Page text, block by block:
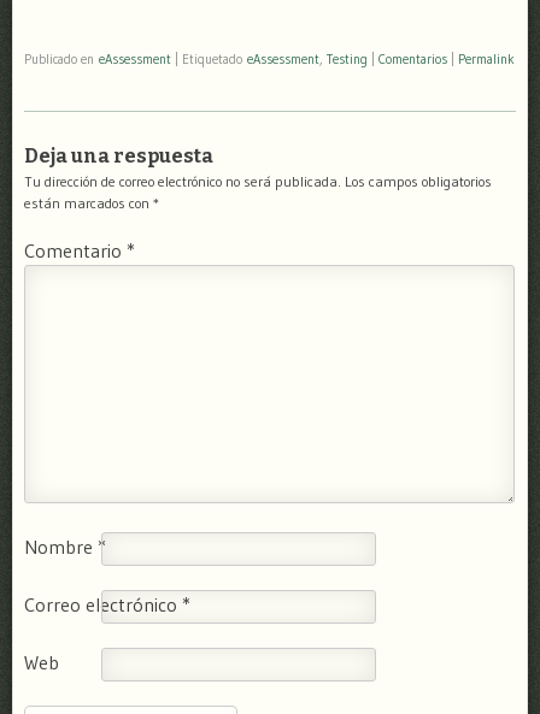
Publicado en eAssessment Etiquetado eAssessment Testing Comentarios Permalink
Deja una respuesta
Tu dirección de correo electrónico no será publicada. Los campos obligatorios
están marcados con *
Comentario *
Nombre *
Correo electrónico *
Web